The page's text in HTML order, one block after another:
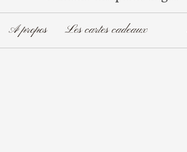
A propos Les cartes cadeaux